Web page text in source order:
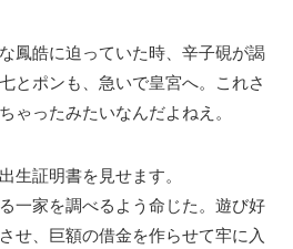
鳳皓に迫っていた時、辛子硯が謁
とポンも、急いで皇宮へ。これさ
ゃったみたいなんだよねえ。
生証明書を見せます。
一家を調べるよう命じた。遊び好
せ、巨額の借金を作らせて牢に入